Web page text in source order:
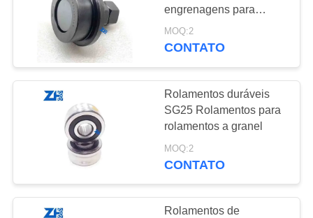
sobresselentes do
rolamento
Rolamento da
máquina
escavadora
889
engrenagens para
empilhadeiras
FR70064029
MOQ:2
CONTATO
Rolamentos duráveis
SG25 Rolamentos para
rolamentos a granel
MOQ:2
CONTATO
Rolamentos de